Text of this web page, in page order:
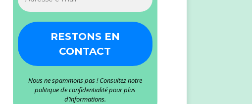
Nous ne spammons pas ! Consultez notre
politique de confidentialitépour plus
d’informations.